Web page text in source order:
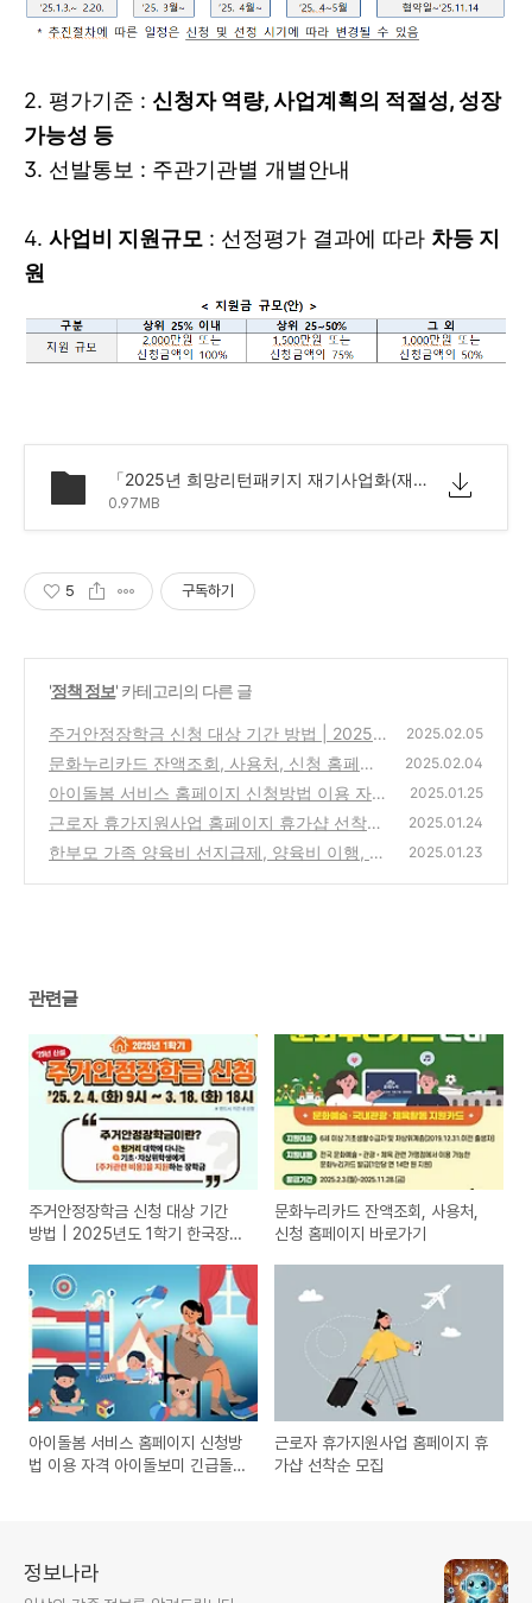
2. 평가기준 : 신청자 역량, 사업계획의 적절성, 성장
가능성 등
3. 선발통보 : 주관기관별 개별안내
4. 사업비 지원규모 : 선정평가 결과에 따라 차등 지
원
「2025년 희망리턴패키지 재기사업화(재창업) 지원」_소상공인 모집공고.pdf
0.97MB
5 구독하기
'정책 정보' 카테고리의 다른 글
주거안정장학금 신청 대상 기간 방법 | 2025
년도 1학기 한국장학재단 주거안정장학금 지
금 바로 신청하세요
(0)
2025.02.05
문화누리카드 잔액조회, 사용처, 신청 홈페이
지 바로가기
(0)
2025.02.04
아이돌봄 서비스 홈페이지 신청방법 이용 자격
아이돌보미 긴급돌봄
(0)
2025.01.25
근로자 휴가지원사업 홈페이지 휴가샵 선착순
모집
(0)
2025.01.24
한부모 가족 양육비 선지급제, 양육비 이행, 양
2025.01.23
관련글
주거안정장학금 신청 대상 기간
방법 | 2025년도 1학기 한국장학
신청하세요
문화누리카드 잔액조회, 사용처,
신청 홈페이지 바로가기
아이돌봄 서비스 홈페이지 신청방
법 이용 자격 아이돌보미 긴급돌
근로자 휴가지원사업 홈페이지 휴
가샵 선착순 모집
정보나라